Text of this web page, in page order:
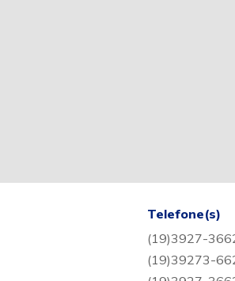
Telefone(s)
(19)3927-
(19)39273-